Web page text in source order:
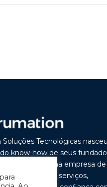
Tecnológicas
know-how de seus
de construir uma empresa de
produtos e serviços,